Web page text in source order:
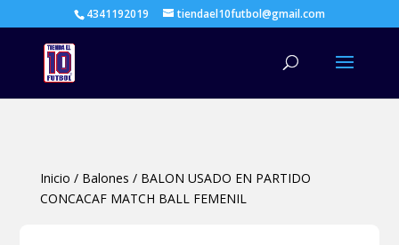
4341192019 tiendael10futbol@gmail.com
Inicio / Balones / BALON USADO EN PARTIDO
CONCACAF MATCH BALL FEMENIL